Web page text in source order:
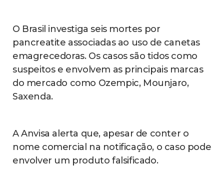
O Brasil investiga seis mortes por
pancreatite associadas ao uso de canetas
emagrecedoras. Os casos são tidos como
suspeitos e envolvem as principais marcas
do mercado como Ozempic, Mounjaro,
Saxenda.
A Anvisa alerta que, apesar de conter o
nome comercial na notificação, o caso pode
envolver um produto falsificado.